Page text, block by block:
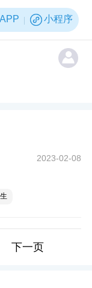
小程序
2023-02-08
下一页